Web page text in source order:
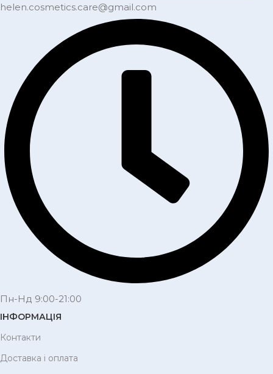
helen.cosmetics.care@gmail.com
Пн-Нд 9:00-21:00
ІНФОРМАЦІЯ
Контакти
Доставка і оплата